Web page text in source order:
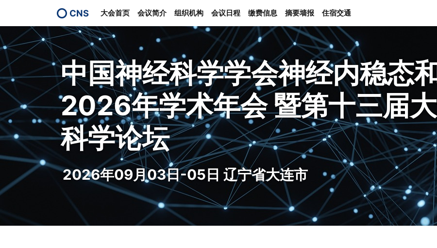
CNS 大会首页 会议简介 组织机构 会议日程 缴费信息 摘要墙报 住宿交通
中国神经科学学会神经内稳态
2026年学术年会 暨第十三届
科学论坛
2026年09月03日-05日 辽宁省大连市